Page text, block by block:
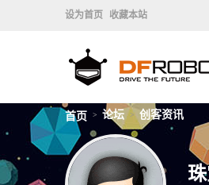
设为首页 收藏本站
首页 > 论坛 > 创客资讯